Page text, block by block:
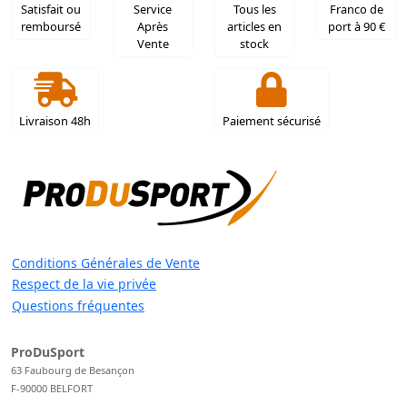
Satisfait ou
remboursé
Service
Après
Vente
Tous les
articles en
stock
Franco de
port à 90 €
Livraison 48h Paiement sécurisé
Conditions Générales de Vente
Respect de la vie privée
Questions fréquentes
ProDuSport
63 Faubourg de Besançon
F-90000 BELFORT